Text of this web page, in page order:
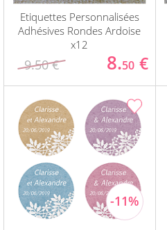
Etiquettes Personnalisées
Adhésives Rondes Ardoise
x12
9.50 € 8.50 €